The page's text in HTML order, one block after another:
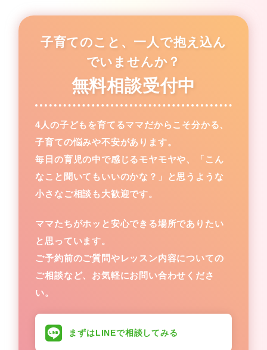
子育てのこと、一人で抱え込ん
でいませんか？
無料相談受付中
4人の子どもを育てるママだからこそ分かる、
子育ての悩みや不安があります。
毎日の育児の中で感じるモヤモヤや、「こん
なこと聞いてもいいのかな？」と思うような
小さなご相談も大歓迎です。
ママたちがホッと安心できる場所でありたい
と思っています。
ご予約前のご質問やレッスン内容についての
ご相談など、お気軽にお問い合わせくださ
い。
まずはLINEで相談してみる